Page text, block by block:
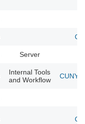
Server
Internal Tools
and Workflow
CUNY